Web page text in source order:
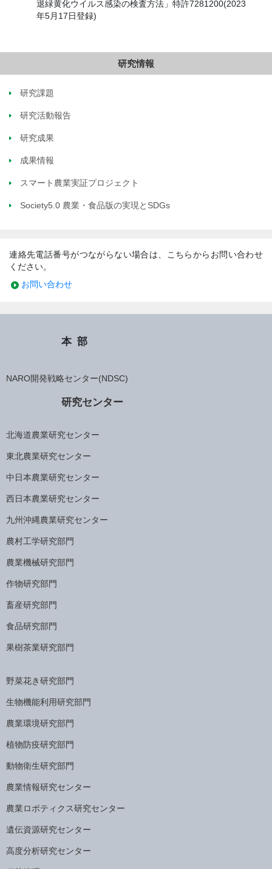
退緑黄化ウイルス感染の検査方法」特許7281200(2023
年5月17日登録)
研究情報
研究課題
研究活動報告
研究成果
成果情報
スマート農業実証プロジェクト
Society5.0 農業・食品版の実現とSDGs
連絡先電話番号がつながらない場合は、こちらからお問い合わせ
ください。
お問い合わせ
本部
NARO開発戦略センター(NDSC)
研究センター
北海道農業研究センター
東北農業研究センター
中日本農業研究センター
西日本農業研究センター
九州沖縄農業研究センター
農村工学研究部門
農業機械研究部門
作物研究部門
畜産研究部門
食品研究部門
果樹茶業研究部門
野菜花き研究部門
生物機能利用研究部門
農業環境研究部門
植物防疫研究部門
動物衛生研究部門
農業情報研究センター
農業ロボティクス研究センター
遺伝資源研究センター
高度分析研究センター